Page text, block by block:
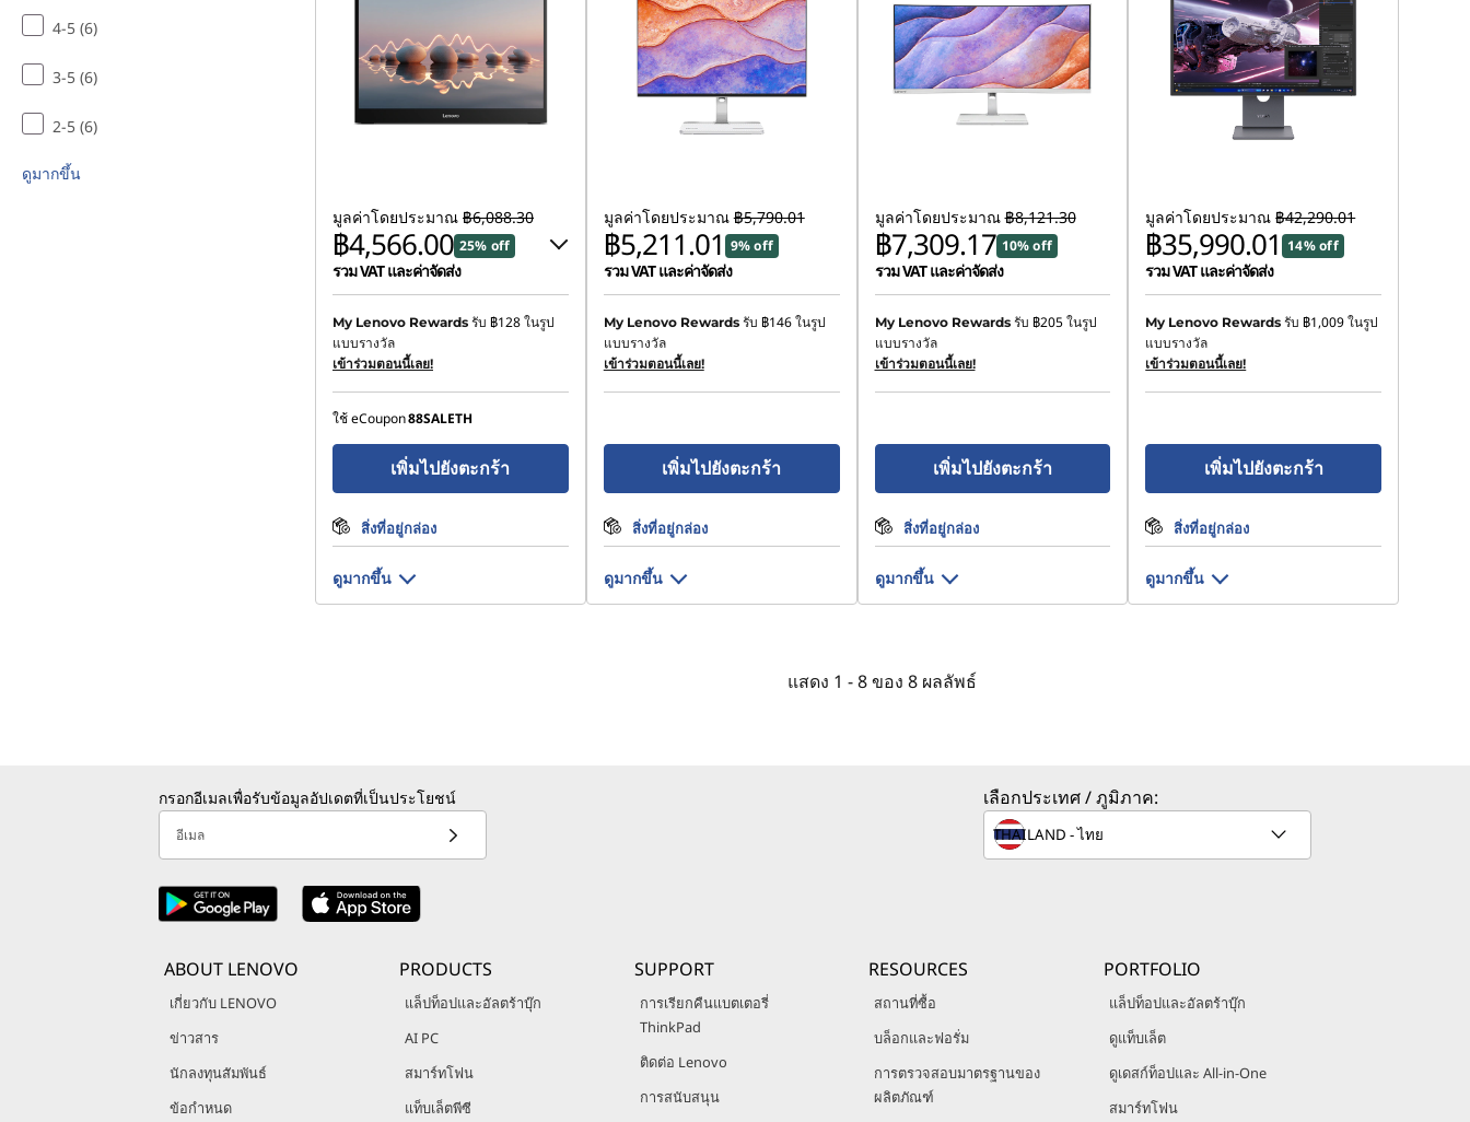
4-5 (6)
3-5 (6)
2-5 (6)
ดูมากขึ้น
มูลค่าโดยประมาณ ฿6,088.30
฿4,566.00 25% off
รวม VAT และค่าจัดส่ง
ประหยัดทันที : -฿608.83
หรือ
การประหยัด eCoupon :-฿1,522.30
*Savings cannot be combined
My Lenovo Rewards รับ ฿128ในรูป
แบบรางวัล
เข้าร่วมตอนนี้เลย!
ใช้ eCoupon88SALETH
เพิ่มไปยังตะกร้า
สิ่งที่อยู่กล่อง
ดูมากขึ้น
มูลค่าโดยประมาณ ฿5,790.01
฿5,211.01 9% off
รวม VAT และค่าจัดส่ง
My Lenovo Rewards รับ ฿146ในรูป
แบบรางวัล
เข้าร่วมตอนนี้เลย!
เพิ่มไปยังตะกร้า
สิ่งที่อยู่กล่อง
ดูมากขึ้น
มูลค่าโดยประมาณ ฿8,121.30
฿7,309.17 10% off
รวม VAT และค่าจัดส่ง
My Lenovo Rewards รับ ฿205ในรูป
แบบรางวัล
เข้าร่วมตอนนี้เลย!
เพิ่มไปยังตะกร้า
สิ่งที่อยู่กล่อง
ดูมากขึ้น
มูลค่าโดยประมาณ ฿42,290.01
฿35,990.01 14% off
รวม VAT และค่าจัดส่ง
My Lenovo Rewards รับ฿1,009ในรูป
แบบรางวัล
เข้าร่วมตอนนี้เลย!
เพิ่มไปยังตะกร้า
สิ่งที่อยู่กล่อง
ดูมากขึ้น
แสดง 1 -8 ของ 8 ผลลัพธ์
กรอกอีเมลเพื่อรับข้อมูลอัปเดตที่เป็นประโยชน์
อีเมล
เลือกประเทศ / ภูมิภาค:
ABOUT LENOVO
เกี่ยวกับ LENOVO
ข่าวสาร
นักลงทุนสัมพันธ์
ข้อกำหนด
PRODUCTS
แล็ปท็อปและอัลตร้าบุ๊ก
AI PC
สมาร์ทโฟน
แท็บเล็ตพีซี
SUPPORT
การเรียกคืนแบตเตอรี่
ThinkPad
ติดต่อ Lenovo
การสนับสนุน
RESOURCES
สถานที่ซื้อ
บล็อกและฟอรั่ม
การตรวจสอบมาตรฐานของ
ผลิตภัณฑ์
PORTFOLIO
แล็ปท็อปและอัลตร้าบุ๊ก
ดูแท็บเล็ต
ดูเดสก์ท็อปและ All-in-One
สมาร์ทโฟน